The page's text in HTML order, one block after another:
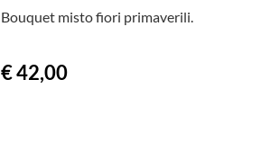
Bouquet misto fiori primaverili.
€ 42,00